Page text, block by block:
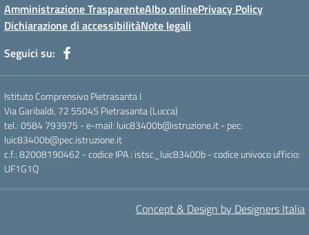
Amministrazione TrasparenteAlbo onlinePrivacy Policy
Dichiarazione di accessibilitàNote legali
Seguici su:
Istituto Comprensivo Pietrasanta I
Via Garibaldi, 72 55045 Pietrasanta (Lucca)
tel.: 0584 793975 - e-mail: luic83400b@istruzione.it - pec:
luic83400b@pec.istruzione.it
c.f.: 82008190462 - codice IPA : istsc_luic83400b - codice univoco ufficio:
UF1G1Q
Concept & Design by Designers Italia